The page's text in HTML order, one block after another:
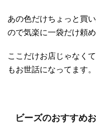
あの色だけちょっと買
ので気楽に一袋だけ頼め
ここだけお店じゃなく
もお世話になってます。
ビーズのおすすめ